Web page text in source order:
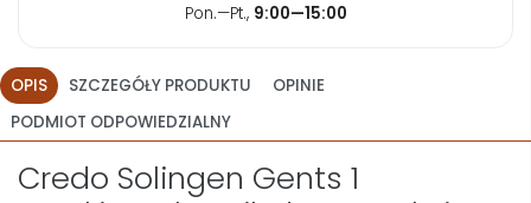
Pon.—Pt., 9:00—15:00
OPIS SZCZEGÓŁY PRODUKTU
OPINIE
PODMIOT ODPOWIEDZIALNY
Credo Solingen Gents 1